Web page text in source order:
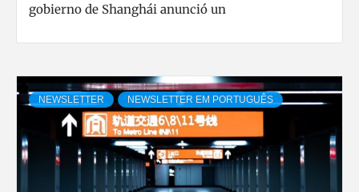
gobierno de Shanghái anunció un
NEWSLETTER NEWSLETTER EM PORTUGUÊS